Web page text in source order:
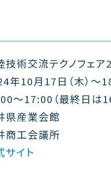
術交流テクノフェア
10月17日（木）〜18
〜17:00（最終日は
産業会館
工会議所
サイト